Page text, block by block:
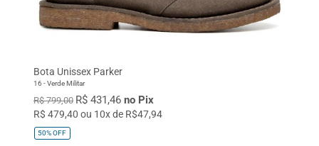
Bota Unissex Parker
16 - Verde Militar
R$ 799,00 R$ 431,46 no Pix
R$ 479,40 ou 10x de R$47,94
50%OFF